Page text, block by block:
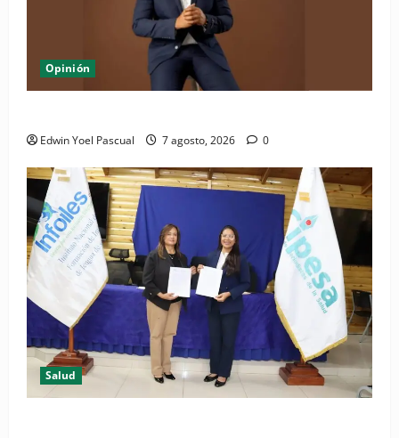
Opinión
Edwin Yoel Pascual 7 agosto, 2026 0
Salud